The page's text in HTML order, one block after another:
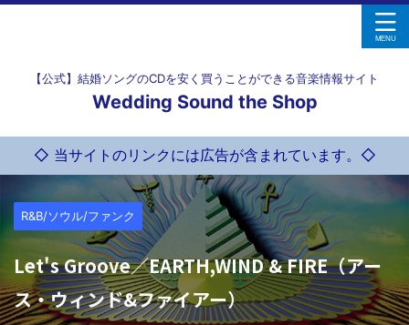
【公式】結婚ソングのCDを安く買うことができる音楽情報サイト
Wedding Sound the Shop
◇ 当サイトのリンクには広告が含まれています。◇
R&B/ソウル/ファンク
Let's Groove／EARTH,WIND & FIRE（アー
ス・ウィンド&ファイアー）